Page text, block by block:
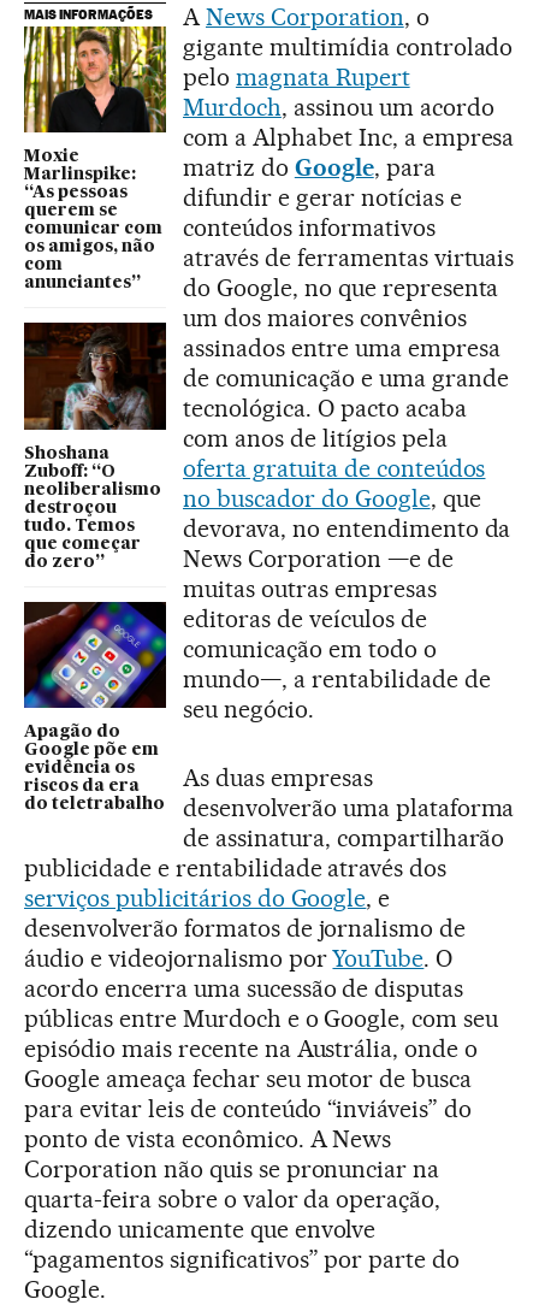
MAIS INFORMAÇÕES
Moxie
Marlinspike:
“As pessoas
querem se
comunicar com
os amigos, não
com
anunciantes”
Shoshana
Zuboff: “O
neoliberalismo
destroçou
tudo. Temos
que começar
do zero”
Apagão do
Google põe em
evidência os
riscos da era
do teletrabalho
ANews Corporation, o
gigante multimídia controlado
pelo magnata Rupert
Murdoch, assinou um acordo
com a Alphabet Inc, a empresa
matriz do Google, para
difundir e gerar notícias e
conteúdos informativos
através de ferramentas virtuais
do Google, no que representa
um dos maiores convênios
assinados entre uma empresa
de comunicação e uma grande
tecnológica. O pacto acaba
com anos de litígios pela
oferta gratuita de conteúdos
no buscador do Google, que
devorava, no entendimento da
News Corporation —e de
muitas outras empresas
editoras de veículos de
comunicação em todo o
mundo—, a rentabilidade de
seu negócio.
As duas empresas
desenvolverão uma plataforma
de assinatura, compartilharão
publicidade e rentabilidade através dos
serviços publicitários do Google, e
desenvolverão formatos de jornalismo de
áudio e videojornalismo porYouTube. O
acordo encerra uma sucessão de disputas
públicas entre Murdoch e o Google, com seu
episódio mais recente na Austrália, onde o
Google ameaça fechar seu motor de busca
para evitar leis de conteúdo “inviáveis” do
ponto de vista econômico. A News
Corporation não quis se pronunciar na
quarta-feira sobre o valor da operação,
dizendo unicamente que envolve
“pagamentos significativos” por parte do
Google.